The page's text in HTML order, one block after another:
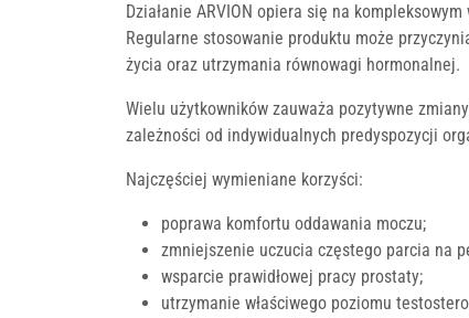
Działanie ARVION opiera się na
Regularne stosowanie produktu może
życia oraz utrzymania równowagi hormonalnej.
Wielu użytkowników zauważa pozytywne
zależności od indywidualnych predyspozycji
Najczęściej wymieniane korzyści:
poprawa komfortu oddawania moczu;
zmniejszenie uczucia częstego parcia na
wsparcie prawidłowej pracy prostaty;
utrzymanie właściwego poziomu